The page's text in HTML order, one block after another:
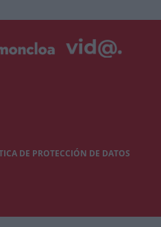
DE PROTECCIÓN DE DATOS